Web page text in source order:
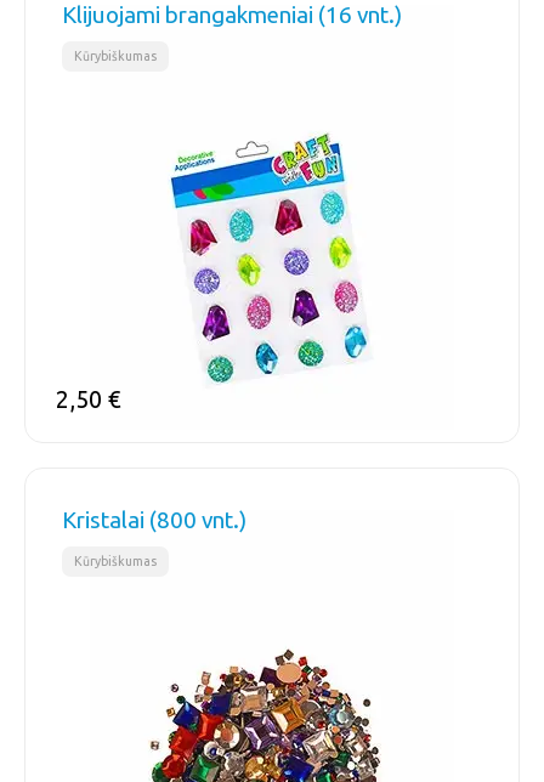
Klijuojami brangakmeniai (16 vnt.)
Kūrybiškumas
2,50 €
Kristalai (800 vnt.)
Kūrybiškumas